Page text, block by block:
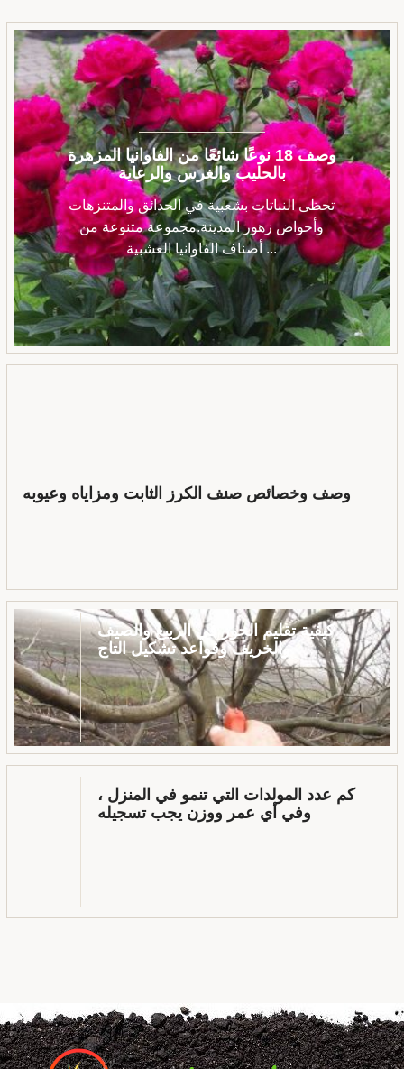
وصف 18 نوعًا شائعًا من الفاوانيا المزهرة
بالحليب والغرس والرعاية
تحظى النباتات بشعبية في الحدائق والمتنزهات
وأحواض زهور المدينة.مجموعة متنوعة من
أصناف الفاوانيا العشبية ...
وصف وخصائص صنف الكرز الثابت ومزاياه وعيوبه
كيفية تقليم الجوز في الربيع والصيف
والخريف وقواعد تشكيل التاج
كم عدد المولدات التي تنمو في المنزل ،
وفي أي عمر ووزن يجب تسجيله